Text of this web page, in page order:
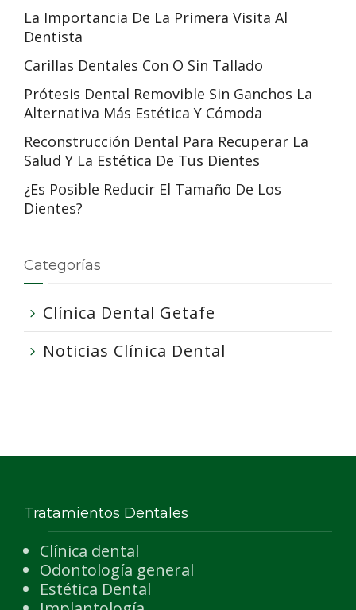
La Importancia De La Primera Visita Al
Dentista
Carillas Dentales Con O Sin Tallado
Prótesis Dental Removible Sin Ganchos La
Alternativa Más Estética Y Cómoda
Reconstrucción Dental Para Recuperar La
Salud Y La Estética De Tus Dientes
¿Es Posible Reducir El Tamaño De Los
Dientes?
Categorías
Clínica Dental Getafe
Noticias Clínica Dental
Tratamientos Dentales
Clínica dental
Odontología general
Estética Dental